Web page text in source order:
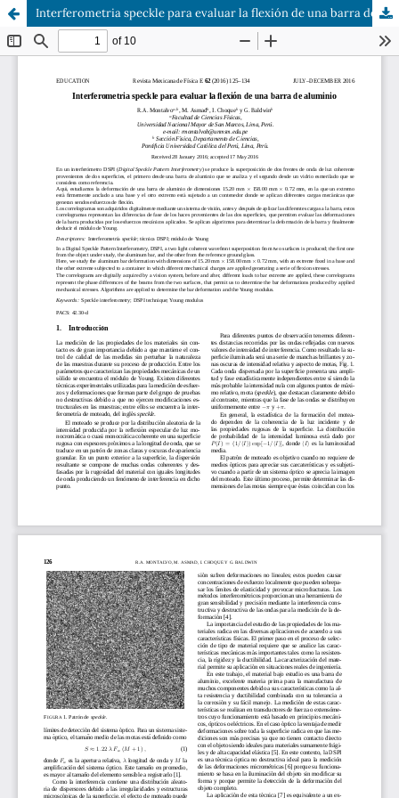
Interferometria speckle para evaluar la flexión de una barra de aluminio